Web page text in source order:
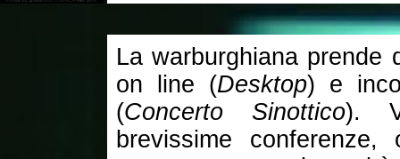
La warburghiana
on line (Desktop) e
(Concerto Sinottico).
brevissime